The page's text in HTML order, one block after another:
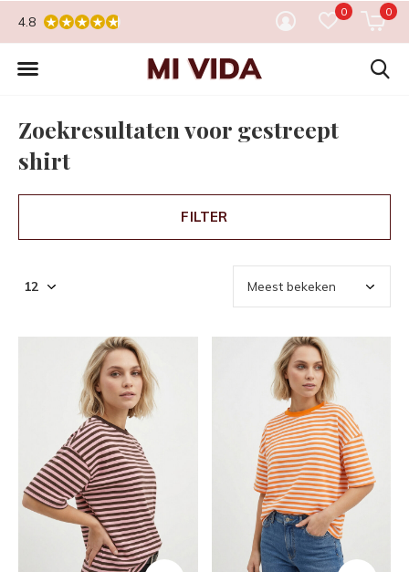
0 0
4.8
Zoekresultaten voor gestreept
shirt
FILTER